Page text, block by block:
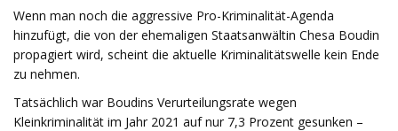
Wenn man noch die aggressive Pro-Kriminalität-Agenda
hinzufügt, die von der ehemaligen Staatsanwältin Chesa Boudin
propagiert wird, scheint die aktuelle Kriminalitätswelle kein Ende
zu nehmen.
Tatsächlich war Boudins Verurteilungsrate wegen
Kleinkriminalität im Jahr 2021 auf nur 7,3 Prozent gesunken –